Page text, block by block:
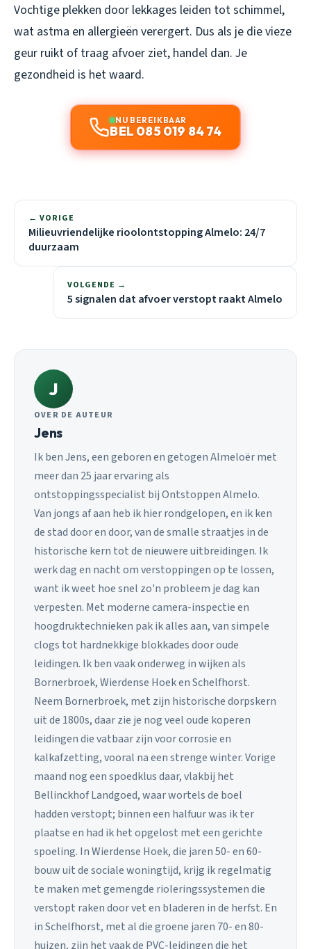
Vochtige plekken door lekkages leiden tot schimmel,
wat astma en allergieën verergert. Dus als je die vieze
geur ruikt of traag afvoer ziet, handel dan. Je
gezondheid is het waard.
NU BEREIKBAAR
BEL 085 019 84 74
← VORIGE
Milieuvriendelijke rioolontstopping Almelo: 24/7
duurzaam
VOLGENDE →
5 signalen dat afvoer verstopt raakt Almelo
J
OVER DE AUTEUR
Jens
Ik ben Jens, een geboren en getogen Almeloër met
meer dan 25 jaar ervaring als
ontstoppingsspecialist bij Ontstoppen Almelo.
Van jongs af aan heb ik hier rondgelopen, en ik ken
de stad door en door, van de smalle straatjes in de
historische kern tot de nieuwere uitbreidingen. Ik
werk dag en nacht om verstoppingen op te lossen,
want ik weet hoe snel zo'n probleem je dag kan
verpesten. Met moderne camera-inspectie en
hoogdruktechnieken pak ik alles aan, van simpele
clogs tot hardnekkige blokkades door oude
leidingen. Ik ben vaak onderweg in wijken als
Bornerbroek, Wierdense Hoek en Schelfhorst.
Neem Bornerbroek, met zijn historische dorpskern
uit de 1800s, daar zie je nog veel oude koperen
leidingen die vatbaar zijn voor corrosie en
kalkafzetting, vooral na een strenge winter. Vorige
maand nog een spoedklus daar, vlakbij het
Bellinckhof Landgoed, waar wortels de boel
hadden verstopt; binnen een halfuur was ik ter
plaatse en had ik het opgelost met een gerichte
spoeling. In Wierdense Hoek, die jaren 50- en 60-
bouw uit de sociale woningtijd, krijg ik regelmatig
te maken met gemengde rioleringssystemen die
verstopt raken door vet en bladeren in de herfst. En
in Schelfhorst, met al die groene jaren 70- en 80-
huizen, zijn het vaak de PVC-leidingen die het